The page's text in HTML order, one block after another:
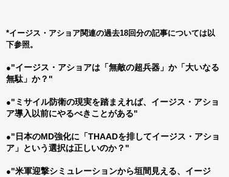
*イージス・アショア関連の過去18回分の記事については以
下参照。
●"イージス・アショアは「無敵の超兵器」か「大いなる
無駄」か？"
●"ミサイル防衛の現実を踏まえれば、イージス・アショ
ア導入以前にやるべきことがある"
●"日本のMD強化に「THAADを排してイージス・アショ
ア」という選択は正しいのか？"
●"米軍迎撃シミュレーションから垣間見える、イージ